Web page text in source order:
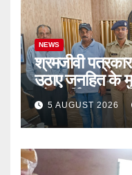
NEWS
श्रमजीवी
उठाए जनहित के
और पार्किंग
5 AUGUST 2026